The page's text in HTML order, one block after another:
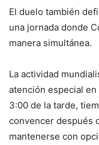
El duelo también
una jornada donde
manera simultánea.
La actividad
atención especial en
3:00 de la tarde,
convencer después
mantenerse con